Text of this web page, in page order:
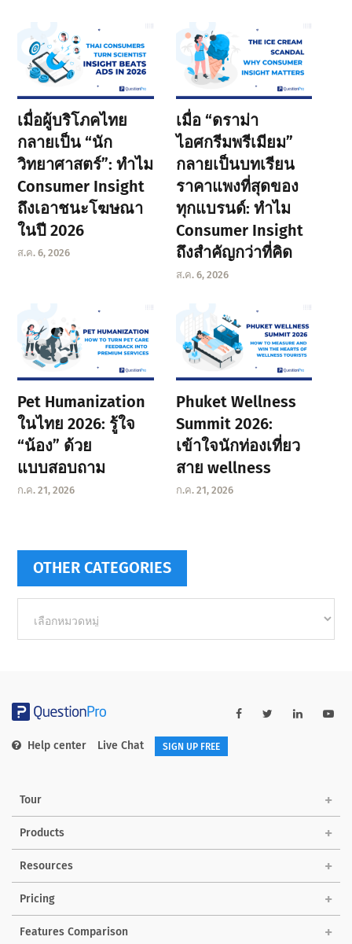
เมื่อผู้บริโภคไทย
กลายเป็น “นัก
วิทยาศาสตร์”: ทำไม
Consumer Insight
ถึงเอาชนะโฆษณา
ในปี 2026
ส.ค. 6, 2026
เมื่อ “ดราม่า
ไอศกรีมพรีเมียม”
กลายเป็นบทเรียน
ราคาแพงที่สุดของ
ทุกแบรนด์: ทำไม
Consumer Insight
ถึงสำคัญกว่าที่คิด
ส.ค. 6, 2026
Pet Humanization
ในไทย 2026: รู้ใจ
“น้อง” ด้วย
แบบสอบถาม
ก.ค. 21, 2026
Phuket Wellness
Summit 2026:
เข้าใจนักท่องเที่ยว
สาย wellness
ก.ค. 21, 2026
OTHER CATEGORIES
categories
Help center Live Chat SIGN UP FREE
Tour
Products
Resources
Pricing
Features Comparison